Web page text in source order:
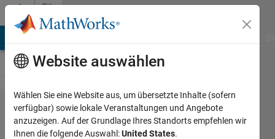
Weiter zum Inhalt
File
Exchange
Antarctic
basal
Website auswählen
Wählen Sie eine Website aus, um übersetzte Inhalte (sofern
verfügbar) sowie lokale Veranstaltungen und Angebote
anzuzeigen. Auf der Grundlage Ihres Standorts empfehlen wir
Ihnen die folgende Auswahl:United States.